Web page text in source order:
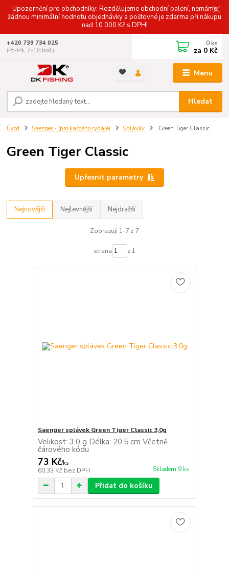
Upozornění pro obchodníky: Rozdělujeme obchodní balení, nemáme
žádnou minimální hodnotu objednávky a poštovné je zdarma při nákupu
nad 10 000 Kč s DPH!
Menu
Hledat
+420 739 734 025
(Po-Pá, 7-18 hod.)
0 ks
za 0 Kč
Úvod Saenger - (pro každého rybáře) Splávky Green Tiger Classic
Green Tiger Classic
Upřesnit parametry
Nejnovější Nejlevnější Nejdražší
Zobrazuji 1-7 z 7
strana z 1
Saenger splávek Green Tiger Classic 3,0g
Velikost: 3,0 g Délka: 20,5 cm Včetně
čárového kódu
73 Kč/ks
60,33 Kč bez DPH Skladem 9 ks
Přidat do košíku